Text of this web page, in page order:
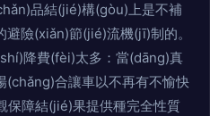
品結(jié)構(gòu)上是不補
險(xiǎn)節(jié)流機(jī)制的。
降費(fèi)太多：當(dāng)真
合讓車以不再有不愉快
保障結(jié)果提供種完全性質